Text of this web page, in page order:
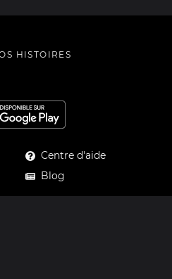
HISTOIRES
Centre d'aide
Blog